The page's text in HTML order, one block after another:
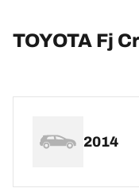
TOYOTA Fj
2014